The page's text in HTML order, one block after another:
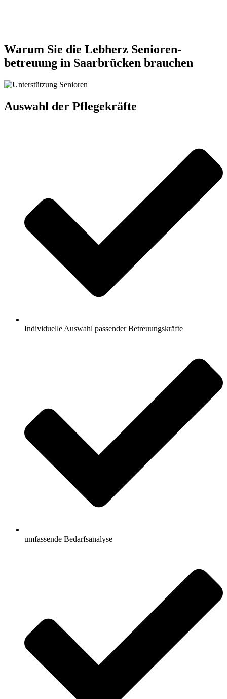
Warum Sie die Lebherz Senioren­
betreuung in Saarbrücken brauchen
Auswahl der Pflegekräfte
Individuelle Auswahl passender Betreuungskräfte
umfassende Bedarfsanalyse